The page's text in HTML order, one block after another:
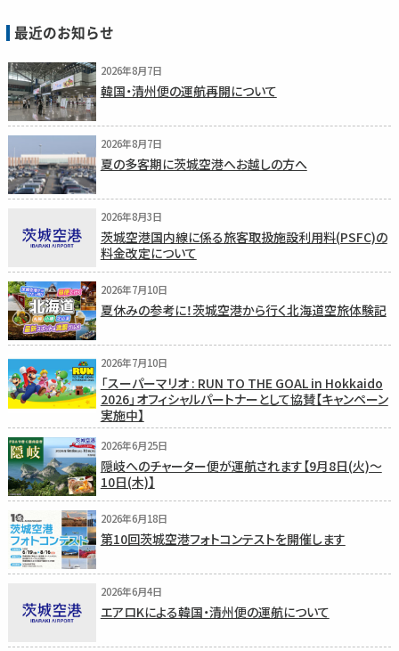
最近のお知らせ
2026年8月7日
韓国・清州便の運航再開について
2026年8月7日
夏の多客期に茨城空港へお越しの方へ
2026年8月3日
茨城空港国内線に係る旅客取扱施設利用料(PSFC)の
料金改定について
2026年7月10日
夏休みの参考に！茨城空港から行く北海道空旅体験記
2026年7月10日
「スーパーマリオ : RUN TO THE GOAL in Hokkaido
2026」オフィシャルパートナーとして協賛【キャンペーン
実施中】
2026年6月25日
隠岐へのチャーター便が運航されます【9月8日(火)〜
10日(木)】
2026年6月18日
第10回茨城空港フォトコンテストを開催します
2026年6月4日
エアロKによる韓国・清州便の運航について